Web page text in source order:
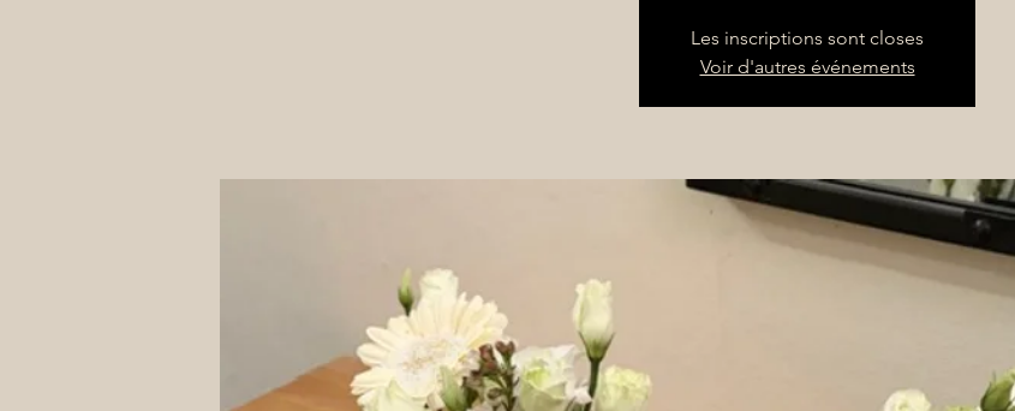
Les inscriptions sont closes
Voir d'autres événements